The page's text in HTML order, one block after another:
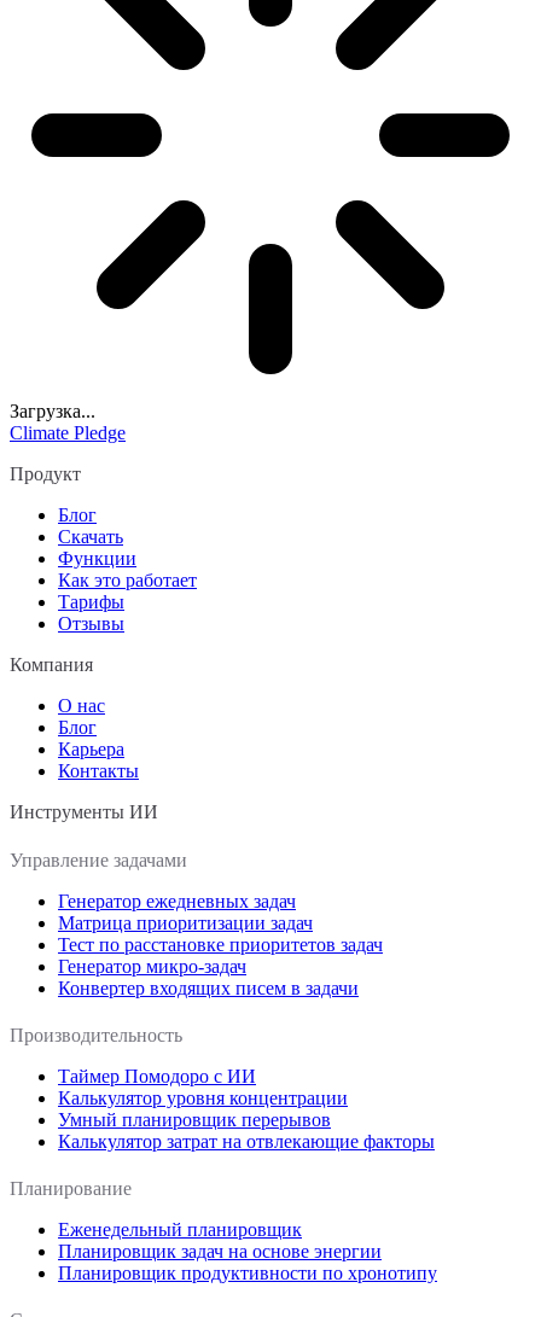
Загрузка...
Climate Pledge
Продукт
Блог
Скачать
Функции
Как это работает
Тарифы
Отзывы
Компания
О нас
Блог
Карьера
Контакты
Инструменты ИИ
Управление задачами
Генератор ежедневных задач
Матрица приоритизации задач
Тест по расстановке приоритетов задач
Генератор микро-задач
Конвертер входящих писем в задачи
Производительность
Таймер Помодоро с ИИ
Калькулятор уровня концентрации
Умный планировщик перерывов
Калькулятор затрат на отвлекающие факторы
Планирование
Еженедельный планировщик
Планировщик задач на основе энергии
Планировщик продуктивности по хронотипу